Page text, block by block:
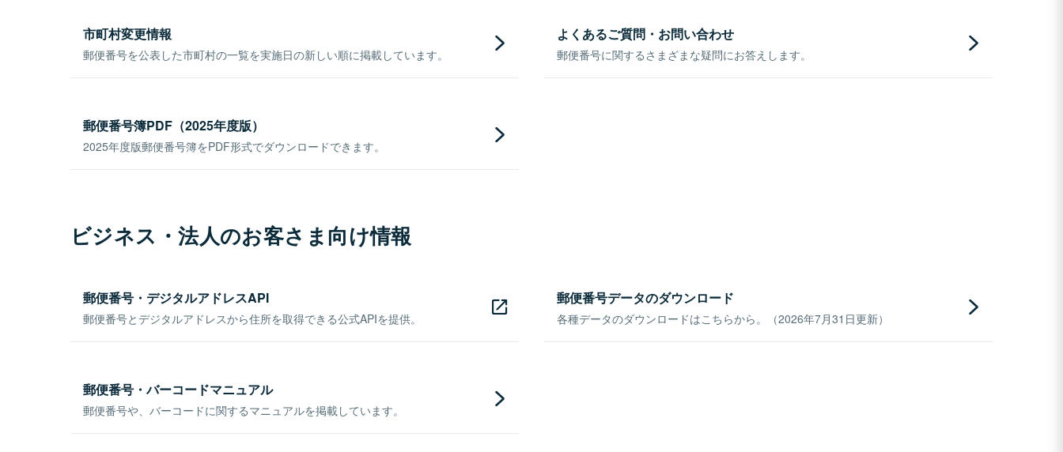
市町村変更情報
郵便番号を公表した市町村の一覧を実施日の新しい順に掲載しています。
よくあるご質問・お問い合わせ
郵便番号に関するさまざまな疑問にお答えします。
郵便番号簿PDF（2025年度版）
2025年度版郵便番号簿をPDF形式でダウンロードできます。
ビジネス・法人のお客さま向け情報
郵便番号・デジタルアドレスAPI
郵便番号とデジタルアドレスから住所を取得できる公式APIを提供。
郵便番号データのダウンロード
各種データのダウンロードはこちらから。（2026年7月31日更新）
郵便番号・バーコードマニュアル
郵便番号や、バーコードに関するマニュアルを掲載しています。